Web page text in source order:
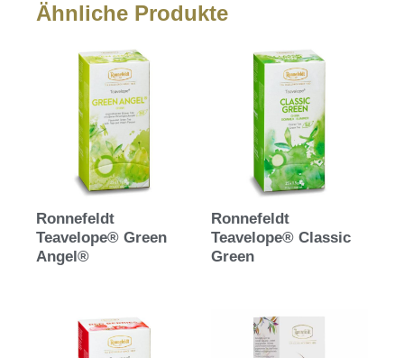
Ähnliche Produkte
Ronnefeldt
Teavelope® Green
Angel®
Ronnefeldt
Teavelope® Classic
Green